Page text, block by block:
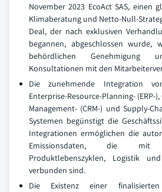
November 2023 EcoAct SAS, einen
Klimaberatung und Netto-Null-
Deal, der nach exklusiven
begannen, abgeschlossen
behördlichen Genehmigung
Konsultationen mit den
Die zunehmende Integration
Enterprise-Resource-Planning- (ERP-
Management- (CRM-) und Supply-
Systemen begünstigt die
Integrationen ermöglichen die
Emissionsdaten, die mit
Produktlebenszyklen, Logistik
verbunden sind.
Die Existenz einer